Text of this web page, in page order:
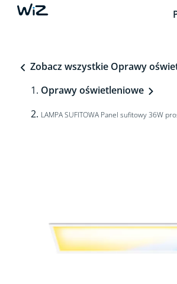
Zobacz wszystkie Oprawy
Oprawy oświetleniowe
LAMPA SUFITOWA Panel sufitowy 36W